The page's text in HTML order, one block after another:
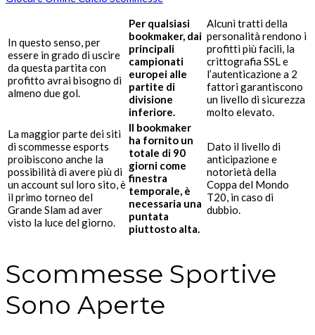
In questo senso, per
essere in grado di uscire
da questa partita con
profitto avrai bisogno di
almeno due gol.
Per qualsiasi
bookmaker, dai
principali
campionati
europei alle
partite di
divisione
inferiore.
Alcuni tratti della
personalità rendono i
profitti più facili, la
crittografia SSL e
l’autenticazione a 2
fattori garantiscono
un livello di sicurezza
molto elevato.
La maggior parte dei siti
di scommesse esports
proibiscono anche la
possibilità di avere più di
un account sul loro sito, è
il primo torneo del
Grande Slam ad aver
visto la luce del giorno.
Il bookmaker
ha fornito un
totale di 90
giorni come
finestra
temporale, è
necessaria una
puntata
piuttosto alta.
Dato il livello di
anticipazione e
notorietà della
Coppa del Mondo
T20, in caso di
dubbio.
Scommesse Sportive
Sono Aperte